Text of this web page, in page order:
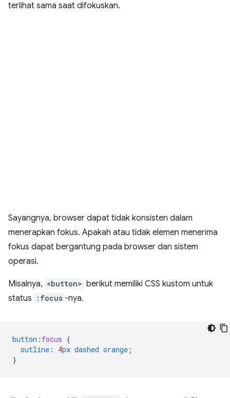
terlihat sama saat difokuskan.
Sayangnya, browser dapat tidak konsisten dalam
menerapkan fokus. Apakah atau tidak elemen menerima
fokus dapat bergantung pada browser dan sistem
operasi.
Misalnya, <button> berikut memiliki CSS kustom untuk
status
:focus -nya.
button : focus {
outline : 4px dashed orange ;
}